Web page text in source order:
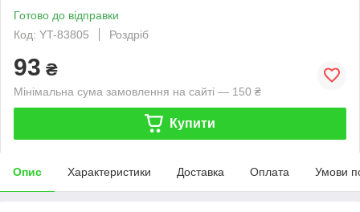
Готово до відправки
Код: YT-83805
Роздріб
93 ₴
Мінімальна сума замовлення на сайті — 150 ₴
Купити
Опис Характеристики Доставка Оплата Умови